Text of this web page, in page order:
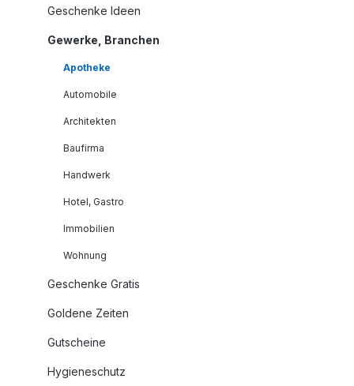
Geschenke Ideen
Gewerke, Branchen
Apotheke
Automobile
Architekten
Baufirma
Handwerk
Hotel, Gastro
Immobilien
Wohnung
Geschenke Gratis
Goldene Zeiten
Gutscheine
Hygieneschutz